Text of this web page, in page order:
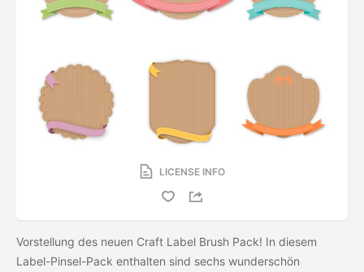
LICENSE INFO
Vorstellung des neuen Craft Label Brush Pack! In diesem
Label-Pinsel-Pack enthalten sind sechs wunderschön